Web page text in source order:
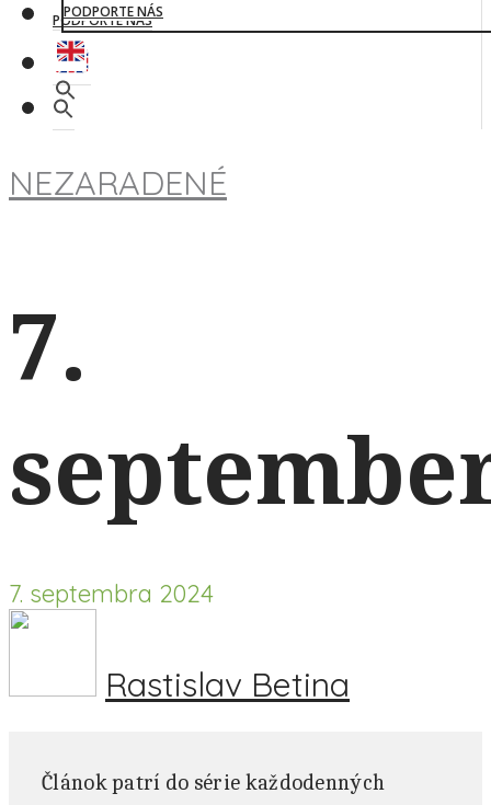
PODPORTE NÁS
PODPORTE NÁS
NEZARADENÉ
7.
7. septembra 2024
Rastislav Betina
Článok patrí do série každodenných